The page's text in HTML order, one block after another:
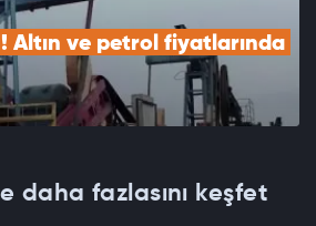
Altın ve petrol fiyatlarında
daha fazlasını keşfet